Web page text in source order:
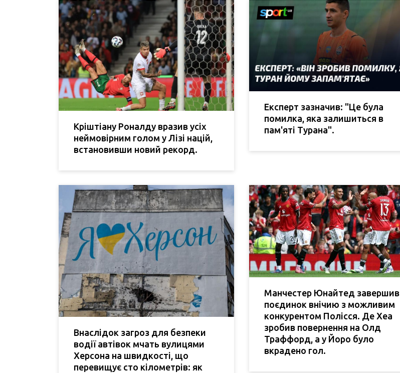
Кріштіану Роналду вразив усіх
неймовірним голом у Лізі націй,
встановивши новий рекорд.
Експерт зазначив: "Це була
помилка, яка залишиться в
пам'яті Турана".
Внаслідок загроз для безпеки
водії автівок мчать вулицями
Херсона на швидкості, що
перевищує сто кілометрів: як
Манчестер Юнайтед завершив
поєдинок внічию з можливим
конкурентом Полісся. Де Хеа
зробив повернення на Олд
Траффорд, а у Йоро було
вкрадено гол.